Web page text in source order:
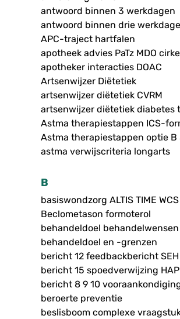
antwoord binnen 3 werkdagen
antwoord binnen drie
APC-traject hartfalen
apotheek advies PaTz MDO
apotheker interacties DOAC
Artsenwijzer Diëtetiek
artsenwijzer diëtetiek CVRM
artsenwijzer diëtetiek diabetes
Astma therapiestappen ICS-
Astma therapiestappen optie B
astma verwijscriteria longarts
B
basiswondzorg ALTIS TIME WCS
Beclometason formoterol
behandeldoel
behandeldoel en -grenzen
bericht 12 feedbackbericht
bericht 15 spoedverwijzing HAP
bericht 8 9 10
beroerte preventie
beslisboom complexe